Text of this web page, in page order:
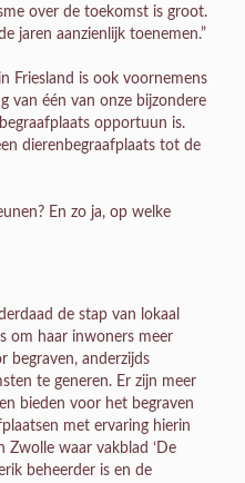
over de toekomst is groot.
jaren aanzienlijk toenemen.”
Friesland is ook voornemens
van één van onze bijzondere
opportuun is.
dierenbegraafplaats tot de
En zo ja, op welke
de stap van lokaal
om haar inwoners meer
begraven, anderzijds
te generen. Er zijn meer
bieden voor het begraven
met ervaring hierin
Zwolle waar vakblad ‘De
beheerder is en de